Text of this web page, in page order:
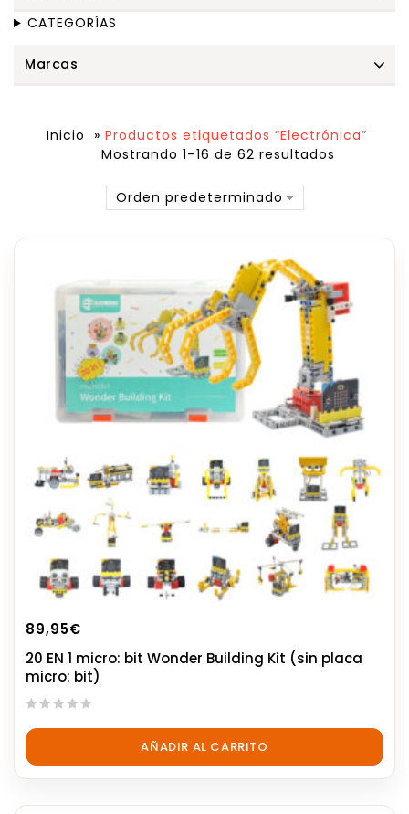
Inicio » Productos etiquetados “Electrónica”
Mostrando 1–16 de 62 resultados
Orden predeterminado
89,95€
20 EN 1 micro: bit Wonder Building Kit (sin placa
micro: bit)
out
5
AÑADIR AL CARRITO
CATEGORÍAS
Marcas